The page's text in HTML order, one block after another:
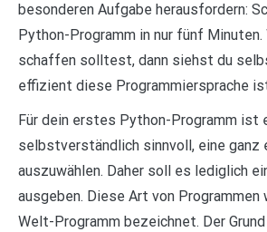
besonderen Aufgabe herausfordern:
Python-Programm in nur fünf Minuten.
schaffen solltest, dann siehst du
effizient diese Programmiersprache
Für dein erstes Python-Programm ist
selbstverständlich sinnvoll, eine ganz
auszuwählen. Daher soll es lediglich
ausgeben. Diese Art von Programmen
Welt-Programm bezeichnet. Der